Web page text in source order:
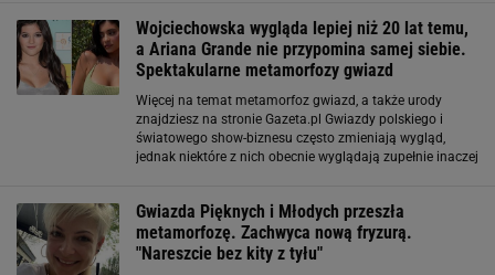
Wojciechowska wygląda lepiej niż 20 lat temu,
a Ariana Grande nie przypomina samej siebie.
Spektakularne metamorfozy gwiazd
Więcej na temat metamorfoz gwiazd, a także urody
znajdziesz na stronie Gazeta.pl Gwiazdy polskiego i
światowego show-biznesu często zmieniają wygląd,
jednak niektóre z nich obecnie wyglądają zupełnie inaczej
Gwiazda Pięknych i Młodych przeszła
metamorfozę. Zachwyca nową fryzurą.
"Nareszcie bez kity z tyłu"